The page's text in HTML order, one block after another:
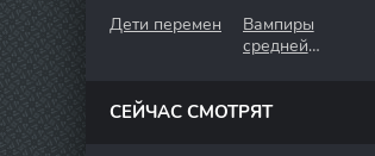
Дети перемен
Вампиры
средней
СЕЙЧАС СМОТРЯТ